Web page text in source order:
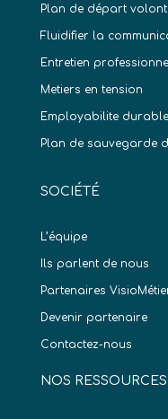
Plan de départ
Fluidifier la
Entretien
Metiers en tension
Employabilite durable
Plan de sauvegarde
SOCIÉTÉ
L’équipe
Ils parlent de nous
Partenaires
Devenir partenaire
Contactez-nous
NOS RESSOURCES